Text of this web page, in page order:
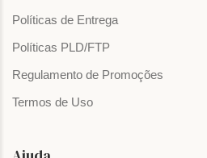
Políticas de Entrega
Políticas PLD/FTP
Regulamento de Promoções
Termos de Uso